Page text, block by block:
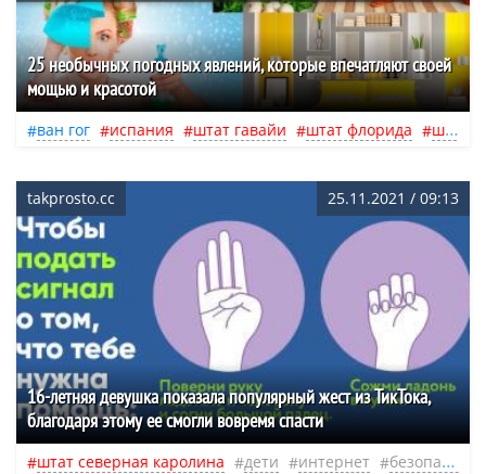
25 необычных погодных явлений, которые впечатляют своей
мощью и красотой
ван гог испания штат гавайи штат флорида штат северная каролина
takprosto.cc 25.11.2021 / 09:13
16-летняя девушка показала популярный жест из ТикТока,
благодаря этому ее смогли вовремя спасти
штат северная каролина дети интернет безопасность